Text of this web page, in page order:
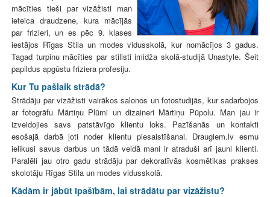
mācīties tieši par vizāžisti man
ieteica draudzene, kura mācījās
par frizieri, un es pēc 9. klases
iestājos Rīgas Stila un modes vidusskolā, kur nomācījos 3 gadus.
Tagad turpinu mācīties par stilisti imidža skolā-studijā Unastyle. Šeit
papildus apgūstu friziera profesiju.
Kur Tu pašlaik strādā?
Strādāju par vizāžisti vairākos salonos un fotostudijās, kur sadarbojos
ar fotogrāfu Mārtiņu Plūmi un dizaineri Mārtiņu Pūpolu. Man jau ir
izveidojies savs patstāvīgo klientu loks. Pazīšanās un kontakti
esošajā darbā ļoti noder klientu piesaistīšanai. Draugiem.lv esmu
ielikusi savus darbus un tādā veidā mani ir atraduši arī jauni klienti.
Paralēli jau otro gadu strādāju par dekoratīvās kosmētikas prakses
skolotāju Rīgas Stila un modes vidusskolā.
Kādām ir jābūt īpašībām, lai strādātu par vizāžistu?